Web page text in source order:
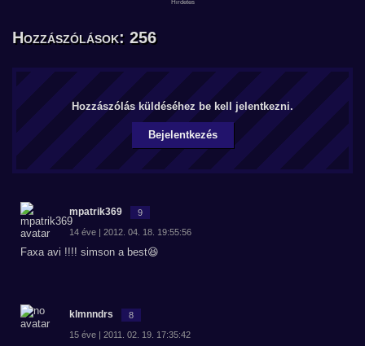
Hozzászólások: 256
Hozzászólás küldéséhez be kell jelentkezni.
Bejelentkezés
mpatrik369 9
14 éve | 2012. 04. 18. 19:55:56
Faxa avi !!!! simson a best😆
klmnndrs 8
15 éve | 2011. 02. 19. 17:35:42